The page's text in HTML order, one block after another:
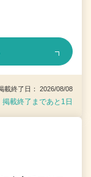
終了日： 2026/08/08
掲載終了まであと1日